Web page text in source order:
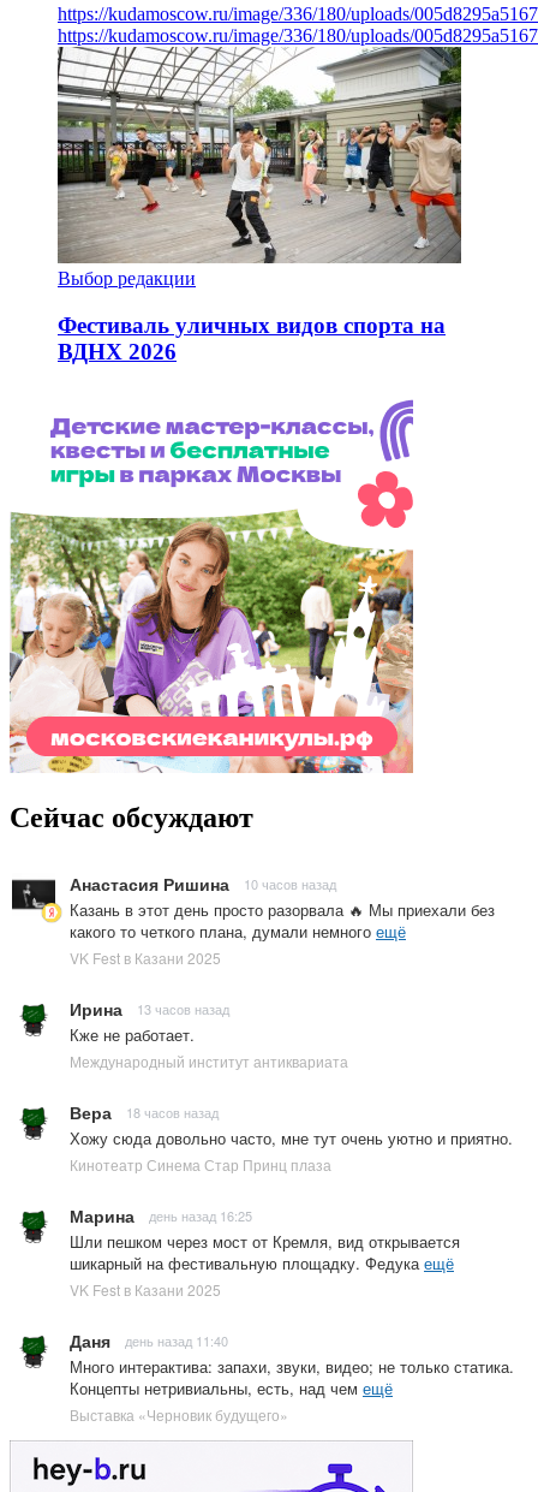
https://kudamoscow.ru/image/336/180/uploads/
https://kudamoscow.ru/image/336/180/uploads/
Выбор редакции
Фестиваль уличных видов спорта на
ВДНХ 2026
Сейчас обсуждают
Анастасия Ришина 10 часов назад
Казань в этот день просто разорвала 🔥 Мы приехали без
какого то четкого плана, думали немного ещё
VK Fest в Казани 2025
Ирина 13 часов назад
Кже не работает.
Международный институт антиквариата
Вера 18 часов назад
Хожу сюда довольно часто, мне тут очень уютно и приятно.
Кинотеатр Синема Стар Принц плаза
Марина день назад 16:25
Шли пешком через мост от Кремля, вид открывается
шикарный на фестивальную площадку. Федука ещё
VK Fest в Казани 2025
Даня день назад 11:40
Много интерактива: запахи, звуки, видео; не только статика.
Концепты нетривиальны, есть, над чем ещё
Выставка «Черновик будущего»